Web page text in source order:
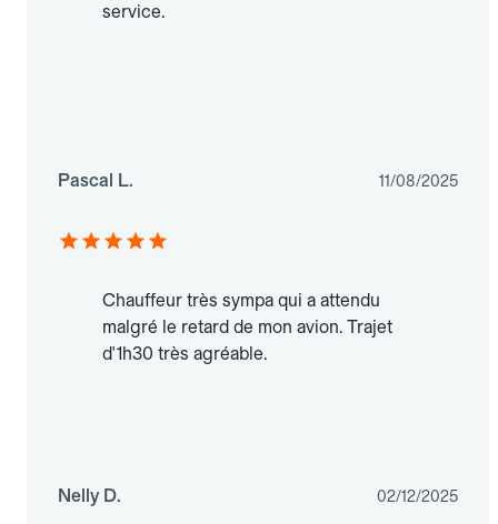
service.
Pascal L. 11/08/2025
Chauffeur très sympa qui a attendu
malgré le retard de mon avion. Trajet
d'1h30 très agréable.
Nelly D. 02/12/2025